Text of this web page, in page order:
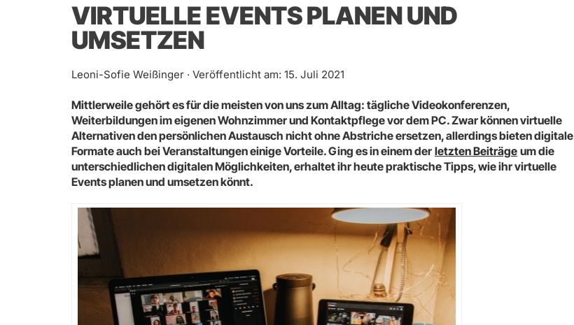
VIRTUELLE EVENTS PLANEN UND
UMSETZEN
Leoni-Sofie Weißinger · Veröffentlicht am: 15. Juli 2021
Mittlerweile gehört es für die meisten von uns zum Alltag: tägliche Videokonferenzen,
Weiterbildungen im eigenen Wohnzimmer und Kontaktpflege vor dem PC. Zwar können virtuelle
Alternativen den persönlichen Austausch nicht ohne Abstriche ersetzen, allerdings bieten digitale
Formate auch bei Veranstaltungen einige Vorteile. Ging es in einem der letzten Beiträge um die
unterschiedlichen digitalen Möglichkeiten, erhaltet ihr heute praktische Tipps, wie ihr virtuelle
Events planen und umsetzen könnt.